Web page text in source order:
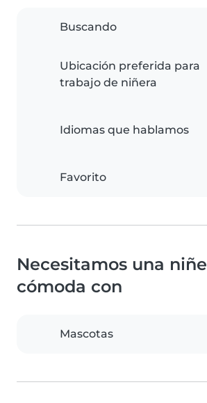
Buscando
Ubicación preferida para
trabajo de niñera
Idiomas que hablamos
Favorito
Necesitamos una
cómoda con
Mascotas